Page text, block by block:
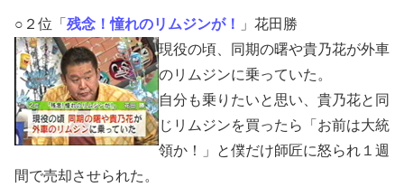
○２位「 残念！憧れのリムジンが！
」花田勝
現役の頃、同期の曙や貴乃花が外車
のリムジンに乗っていた。
自分も乗りたいと思い、貴乃花と同
じリムジンを買ったら「お前は大統
領か！」と僕だけ師匠に怒られ１週
間で売却させられた。